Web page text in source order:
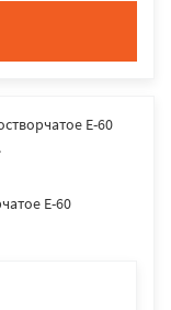
E-60